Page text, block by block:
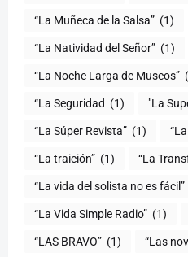
“La Muñeca de la Salsa” (1)
“La Natividad del Señor” (1)
“La Noche Larga de Museos”
“La Seguridad (1) "La
“La Súper Revista” (1)
“La traición” (1) “La
“La vida del solista no es fácil”
“La Vida Simple Radio” (1)
“LAS BRAVO” (1) “Las